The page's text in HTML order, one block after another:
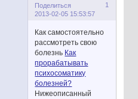
Поделиться
1
2013-02-05 15:53:57
Как самостоятельно
рассмотреть свою
болезнь Как
прорабатывать
психосоматику
болезней?
Нижеописанный